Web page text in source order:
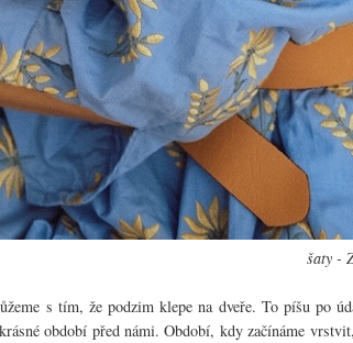
šaty -
s tím, že podzim klepe na dveře. To píšu po
období před námi. Období, kdy začínáme